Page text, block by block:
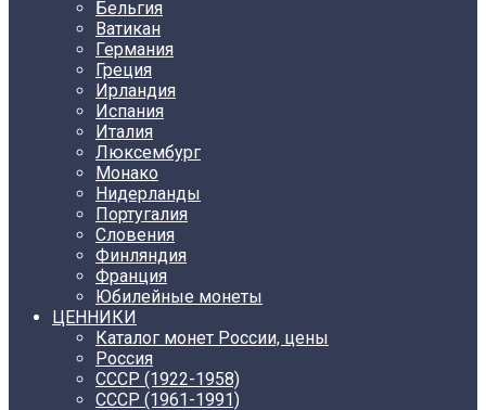
Бельгия
Ватикан
Германия
Греция
Ирландия
Испания
Италия
Люксембург
Монако
Нидерланды
Португалия
Словения
Финляндия
Франция
Юбилейные монеты
ЦЕННИКИ
Каталог монет России, цены
Россия
СССР (1922-1958)
CCCР (1961-1991)